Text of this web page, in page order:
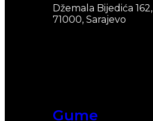
Gume
Džemala Bijedića 162,
71000, Sarajevo